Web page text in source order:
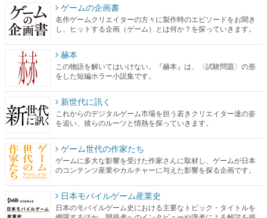
ゲームの企画書
名作ゲームクリエイターの方々に製作時のエピソードをお聞き
し、ヒットする企画（ゲーム）とは何か？を探っていきます。
赫本
この物語を解いてはいけない。『赫本』は、〈試験問題〉の形
をした短編ホラー小説集です。
新世代に訊く
これからのデジタルゲーム市場を担う若きクリエイター達の姿
を追い、彼らのルーツと情熱を探っていきます。
ゲーム世代の作家たち
ゲームに多大な影響を受けた作家さんに取材し、ゲームが日本
のコンテンツ産業やカルチャーに与えた影響を探る企画です。
日本モバイルゲーム産業史
日本のモバイルゲーム史における主要なトピック・タイトルを